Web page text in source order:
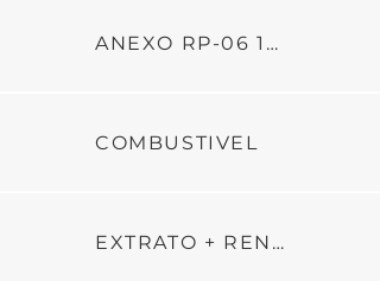
ANEXO RP-06 1ª PARCELA - REFEITO 16.07.24
COMBUSTIVEL
EXTRATO + RENDIMENTO